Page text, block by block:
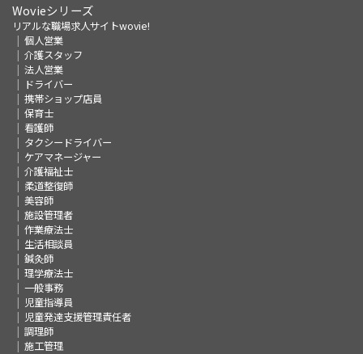
Wovieシリーズ
リアルな職場求人サイトwovie!
個人営業
介護スタッフ
法人営業
ドライバー
携帯ショップ店員
保育士
看護師
タクシードライバー
ケアマネージャー
介護福祉士
柔道整復師
美容師
施設管理者
作業療法士
生活相談員
鍼灸師
理学療法士
一般事務
児童指導員
児童発達支援管理責任者
調理師
施工管理